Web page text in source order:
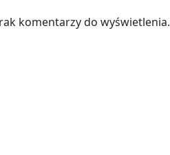
komentarzy do wyświetlenia.